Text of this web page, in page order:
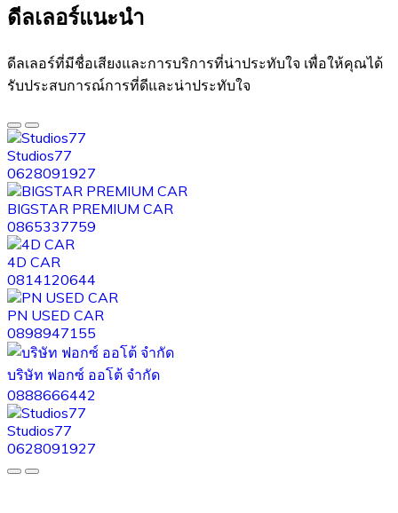
ดีลเลอร์แนะนำ​
ดีลเลอร์ที่มีชื่อเสียงและการบริการที่น่าประทับใจ เพื่อให้คุณได้
รับประสบการณ์การที่ดีและน่าประทับใจ
Studios77
0628091927
BIGSTAR PREMIUM CAR
0865337759
4D CAR
0814120644
PN USED CAR
0898947155
บริษัท ฟอกซ์ ออโต้ จำกัด
0888666442
Studios77
0628091927